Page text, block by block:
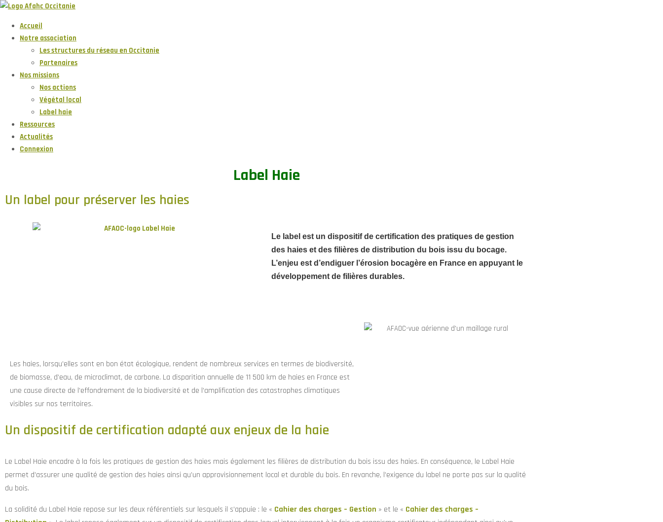
Accueil
Notre association
Les structures du réseau en Occitanie
Partenaires
Nos missions
Nos actions
Végétal local
Label haie
Ressources
Actualités
Connexion
Label Haie
Un label pour préserver les haies
Le label est un dispositif de certification des pratiques de gestion
des haies et des filières de distribution du bois issu du bocage.
L’enjeu est d’endiguer l’érosion bocagère en France en appuyant le
développement de filières durables.
Les haies, lorsqu’elles sont en bon état écologique, rendent de nombreux services en termes de biodiversité,
de biomasse, d’eau, de microclimat, de carbone. La disparition annuelle de 11 500 km de haies en France est
une cause directe de l’effondrement de la biodiversité et de l’amplification des catastrophes climatiques
visibles sur nos territoires.
Un dispositif de certification adapté aux enjeux de la haie
Le Label Haie encadre à la fois les pratiques de gestion des haies mais également les filières de distribution du bois issu des haies. En conséquence, le Label Haie
permet d’assurer une qualité de gestion des haies ainsi qu’un approvisionnement local et durable du bois. En revanche, l’exigence du label ne porte pas sur la qualité
du bois.
La solidité du Label Haie repose sur les deux référentiels sur lesquels il s’appuie : le « Cahier des charges – Gestion » et le « Cahier des charges –